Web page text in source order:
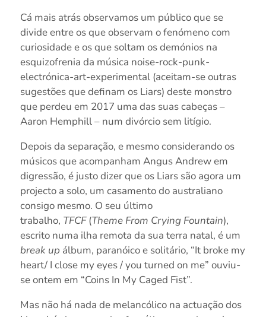
Cá mais atrás observamos um público que se
divide entre os que observam o fenómeno com
curiosidade e os que soltam os demónios na
esquizofrenia da música noise-rock-punk-
electrónica-art-experimental (aceitam-se outras
sugestões que definam os Liars) deste monstro
que perdeu em 2017 uma das suas cabeças –
Aaron Hemphill – num divórcio sem litígio.
Depois da separação, e mesmo considerando os
músicos que acompanham Angus Andrew em
digressão, é justo dizer que os Liars são agora um
projecto a solo, um casamento do australiano
consigo mesmo. O seu último
trabalho, TFCF(Theme From Crying Fountain),
escrito numa ilha remota da sua terra natal, é um
break up álbum, paranóico e solitário, “It broke my
heart/ I close my eyes / you turned on me” ouviu-
se ontem em “Coins In My Caged Fist”.
Mas não há nada de melancólico na actuação dos